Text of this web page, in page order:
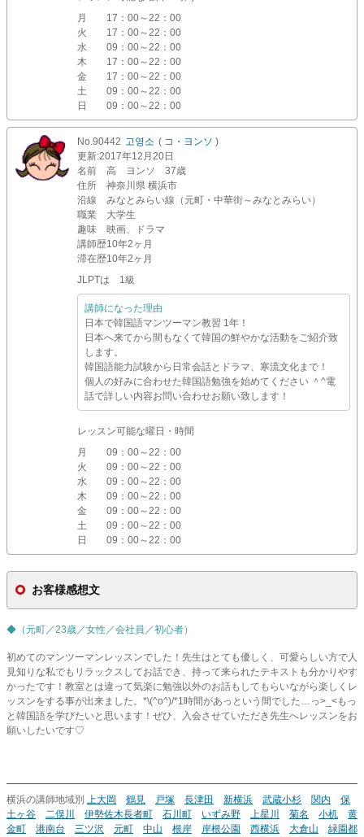
月
17：00～22：00
火
17：00～22：00
水
09：00～22：00
木
17：00～22：00
金
17：00～22：00
土
09：00～22：00
日
09：00～22：00
No.90442 고영소 ( コ・ヨンソ )
更新:2017年12月20日
名前
高 ヨンソ 37歳
住所
神奈川県 横浜市
沿線
みなとみらい線（元町・中華街～みなとみらい）
職業
大学生
趣味
映画、ドラマ
講師歴10年2ヶ月
滞在歴10年2ヶ月
JLPTは 1級
講師になった理由
日本で韓国語マンツーマン教習 1年！
日本へ来てから間もなくて韓国の鮮やかな活動をご紹介致
します。
韓国語能力試験から日常会話とドラマ、寒流文化まで！
個人の好みに合わせた韓国語勉強を始めてください ＾^電
話で詳しい内容お問い合わせお願い致します！
レッスン可能な曜日・時間
月
09：00～22：00
火
09：00～22：00
水
09：00～22：00
木
09：00～22：00
金
09：00～22：00
土
09：00～22：00
日
09：00～22：00
お客様感想文
◆（元町／23歳／女性／会社員／初心者）
初めてのマンツーマンレッスンでした！先生はとても優しく、可愛らしい方で人
見知りな私でもリラックスしてお話でき、持って来られたテキストも分かりやす
かったです！教室とは違って気楽に勉強以外のお話もしてもらいながら楽しくレ
ッスンをする事が出来ました。*\(^o^)/*1時間があっという間でした…っ>_<もっ
と韓国語を学びたいと思います！ぜひ、入会させていただき先生へレッスンをお
願いしたいです♡
横浜の講師地域別 上大岡 鶴見 戸塚 長津田 新横浜 武蔵小杉 関内
保
土ヶ谷
二俣川 伊勢佐木長者町 石川町 いずみ野 上星川 菊名 小机
黄
金町
港南台 三ツ沢 元町 中山 根岸 岸根公園 西横浜 大倉山
緑園都